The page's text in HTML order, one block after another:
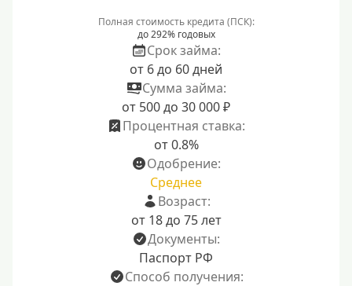
Полная стоимость кредита (ПСК):
до 292% годовых
Срок займа:
от 6 до 60 дней
Сумма займа:
от 500 до 30 000 ₽
Процентная ставка:
от 0.8%
Одобрение:
Среднее
Возраст:
от 18 до 75 лет
Документы:
Паспорт РФ
Способ получения: